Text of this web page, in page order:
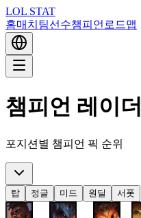
LOL STAT
홈매치 팀선수챔피언 로드맵
챔피언 레이더
포지션별 챔피언 픽 순위
탑 정글 미드 원딜 서폿